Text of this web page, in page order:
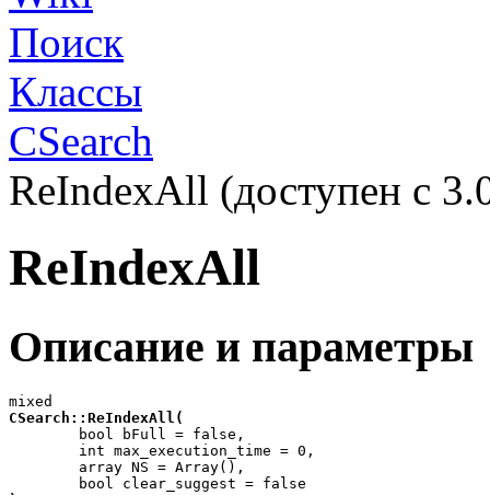
Поиск
Классы
CSearch
ReIndexAll (доступен с
ReIndexAll
Описание и параметры
mixed
CSearch::ReIndexAll(